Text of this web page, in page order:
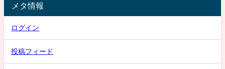
メタ情報
ログイン
投稿フィード